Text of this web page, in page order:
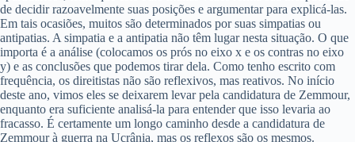
de decidir razoavelmente suas posições e argumentar para explicá-las.
Em tais ocasiões, muitos são determinados por suas simpatias ou
antipatias. A simpatia e a antipatia não têm lugar nesta situação. O que
importa é a análise (colocamos os prós no eixo x e os contras no eixo
y) e as conclusões que podemos tirar dela. Como tenho escrito com
frequência, os direitistas não são reflexivos, mas reativos. No início
deste ano, vimos eles se deixarem levar pela candidatura de Zemmour,
enquanto era suficiente analisá-la para entender que isso levaria ao
fracasso. É certamente um longo caminho desde a candidatura de
Zemmour à guerra na Ucrânia, mas os reflexos são os mesmos.